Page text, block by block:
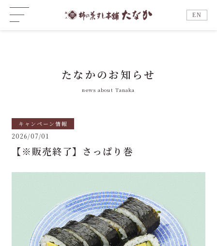
EN
たなかのお知らせ
news about Tanaka
キャンペーン情報
2026/07/01
【※販売終了】さっぱり巻